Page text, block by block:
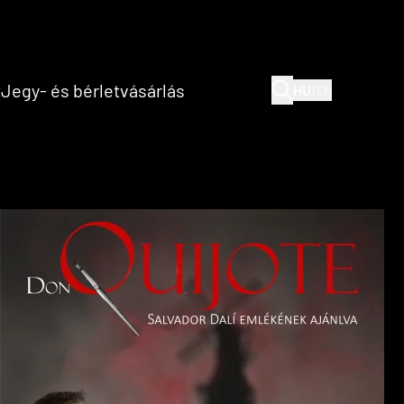
(current)
Jegy- és bérletvásárlás